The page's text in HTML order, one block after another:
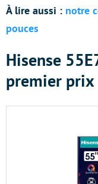
À lire aussi : notre
pouces
Hisense
premier prix